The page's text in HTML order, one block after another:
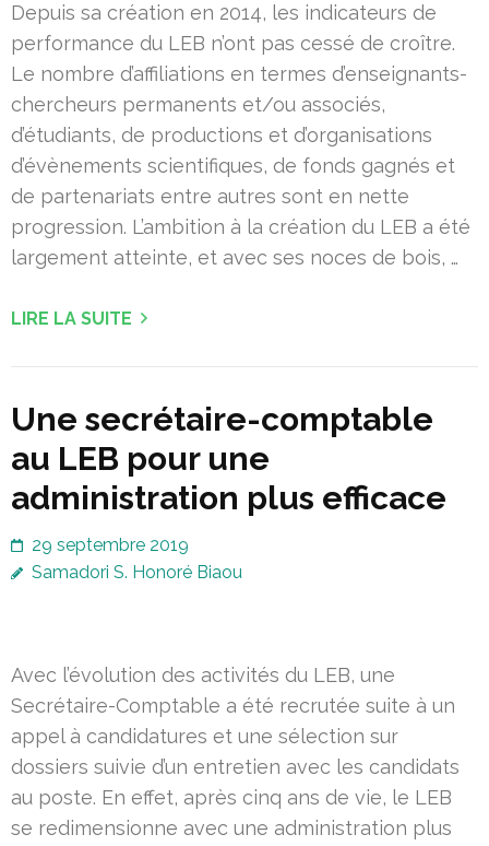
Depuis sa création en 2014, les indicateurs de
performance du LEB n’ont pas cessé de croître.
Le nombre d’affiliations en termes d’enseignants-
chercheurs permanents et/ou associés,
d’étudiants, de productions et d’organisations
d’évènements scientifiques, de fonds gagnés et
de partenariats entre autres sont en nette
progression. L’ambition à la création du LEB a été
largement atteinte, et avec ses noces de bois, …
LIRE LA SUITE
Une secrétaire-comptable
au LEB pour une
administration plus efficace
29 septembre 2019
Samadori S. Honoré Biaou
Avec l’évolution des activités du LEB, une
Secrétaire-Comptable a été recrutée suite à un
appel à candidatures et une sélection sur
dossiers suivie d’un entretien avec les candidats
au poste. En effet, après cinq ans de vie, le LEB
se redimensionne avec une administration plus